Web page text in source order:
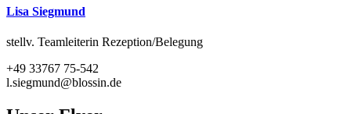
Lisa Siegmund
stellv. Teamleiterin Rezeption/Belegung
+49 33767 75-542
l.siegmund@blossin.de